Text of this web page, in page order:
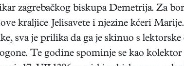
zagrebačkog biskupa Demetrija. Za
kraljice Jelisavete i njezine kćeri
sva je prilika da ga je skinuo s lektorske
Te godine spominje se kao